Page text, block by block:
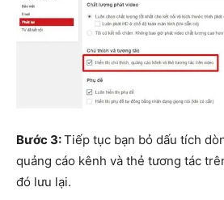
Bước 3:Tiếp tục bạn bỏ dấu tích
quảng cáo kênh và thẻ tương tác
đó lưu lại.